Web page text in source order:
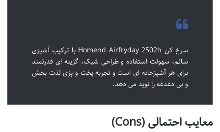
سرخ کن Homend Airfryday 2502h با ترکیب آشپزی
سالم، سهولت استفاده و طراحی شیک، گزینه ای قدرتمند
برای هر آشپزخانه ای است و تجربه پخت و پزی لذت بخش
و بی دغدغه را نوید می دهد.
معایب احتمالی (Cons)